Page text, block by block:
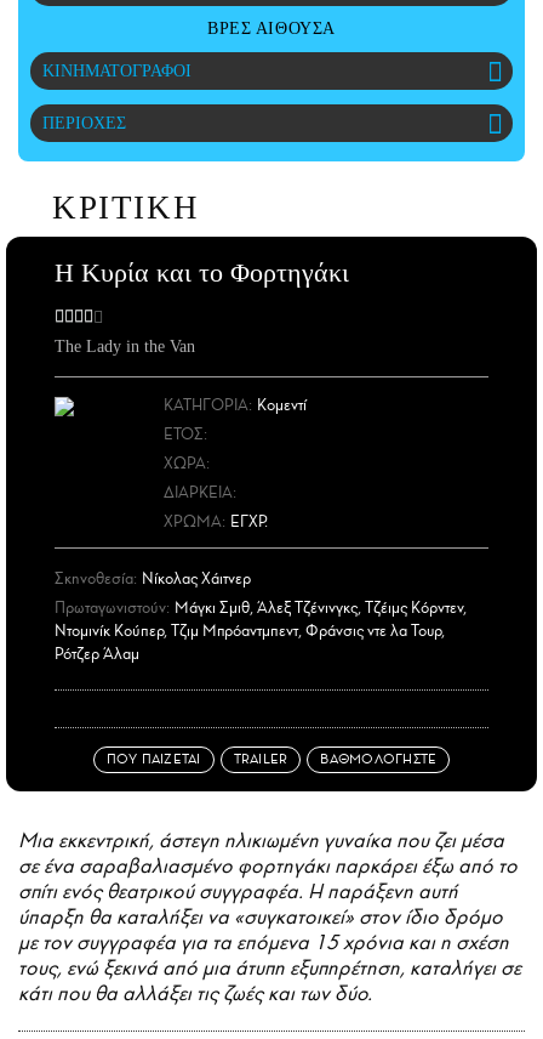
ΑΜΠΑ
PRINT
ΒΡΕΣ ΑΙΘΟΥΣΑ
ΚΙΝΗΜΑΤΟΓΡΑΦΟΙ
ΠΕΡΙΟΧΕΣ
ΚΡΙΤΙΚΗ
Η Κυρία και το Φορτηγάκι
The Lady in the Van
ΚΑΤΗΓΟΡΙΑ: Κομεντί
ΕΤΟΣ:
ΧΩΡΑ:
ΔΙΑΡΚΕΙΑ:
ΧΡΩΜΑ: ΕΓΧΡ.
Σκηνοθεσία: Νίκολας Χάιτνερ
Πρωταγωνιστούν: Μάγκι Σμιθ, Άλεξ Τζένινγκς, Τζέιμς Κόρντεν,
Ντομινίκ Κούπερ, Τζιμ Μπρόαντμπεντ, Φράνσις ντε λα Τουρ,
Ρότζερ Άλαμ
ΠΟΥ ΠΑΙΖΕΤΑΙ TRAILER ΒΑΘΜΟΛΟΓΗΣΤΕ
Μια εκκεντρική, άστεγη ηλικιωμένη γυναίκα που ζει μέσα
σε ένα σαραβαλιασμένο φορτηγάκι παρκάρει έξω από το
σπίτι ενός θεατρικού συγγραφέα. Η παράξενη αυτή
ύπαρξη θα καταλήξει να «συγκατοικεί» στον ίδιο δρόμο
με τον συγγραφέα για τα επόμενα 15 χρόνια και η σχέση
τους, ενώ ξεκινά από μια άτυπη εξυπηρέτηση, καταλήγει σε
κάτι που θα αλλάξει τις ζωές και των δύο.